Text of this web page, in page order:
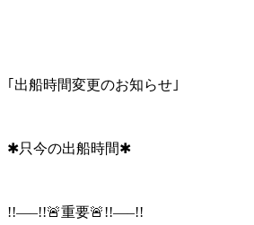
｢出船時間変更のお知らせ｣
✱只今の出船時間✱
!!—–!!🚨重要🚨!!—–!!